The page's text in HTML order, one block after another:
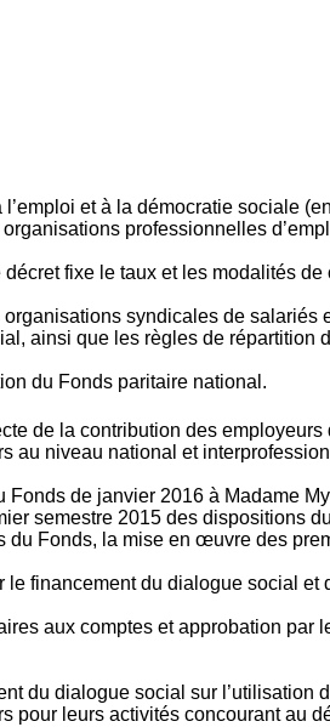
et à la démocratie sociale
professionnelles
fixe le taux et les modalités
syndicales de
ainsi que les règles de répartition
du Fonds paritaire national.
de la contribution des
au niveau national et
de janvier 2016 à Madame
semestre 2015 des dispositions
du Fonds, la mise en œuvre des
financement du dialogue social et
aux comptes et approbation par
du dialogue social sur
pour leurs activités concourant au